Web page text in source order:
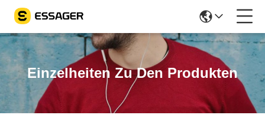
Einzelheiten Zu Den Produkten